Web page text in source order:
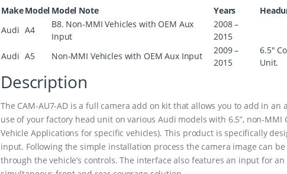
MakeModel Model Note Years
Audi A4
B8. Non-MMI Vehicles with OEM Aux
Input
2008 –
2015
Audi A5 Non-MMI Vehicles with OEM Aux Input
2009 –
2015
6.5″
Unit.
Description
The CAM-AU7-AD is a full camera add on kit that allows you to add in
use of your factory head unit on various Audi models with 6.5”, non-
Vehicle Applications for specific vehicles). This product is specifically
input. Following the simple installation process the camera image can
through the vehicle’s controls. The interface also features an input for